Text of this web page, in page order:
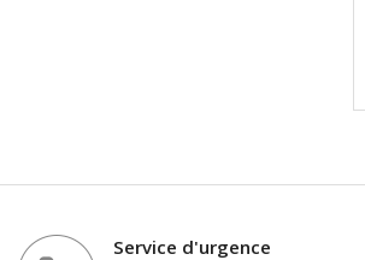
Service d'urgence